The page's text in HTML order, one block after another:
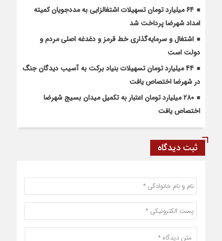
۶۴ میلیارد تومان تسهیلات اشتغالزایی به مددجویان کمیته
امداد شهرضا پرداخت شد
اشتغال و سرمایه‌گذاری خط قرمز و دغدغه اصلی مردم و
دولت است
۴۴ میلیارد تومان تسهیلات بنیاد برکت به آسیب دیدگان جنگ
در شهرضا اختصاص یافت
۲۸۰ میلیارد تومان اعتبار به تکمیل میدان بسیج شهرضا
اختصاص یافت
ثبت دیدگاه